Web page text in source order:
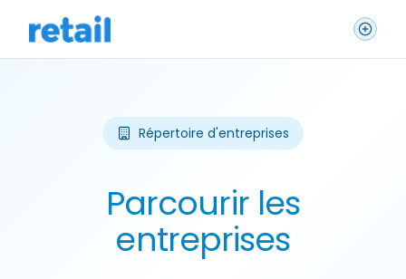
Répertoire d'entreprises
Parcourir les
entreprises